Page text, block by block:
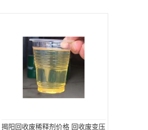
揭阳回收废稀释剂价格 回收废变压